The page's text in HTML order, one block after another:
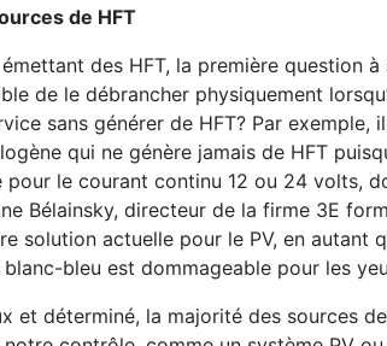
de HFT
des HFT, la première question
de le débrancher physiquement
sans générer de HFT? Par
qui ne génère jamais de HFT
pour le courant continu 12 ou 24 volts,
Bélainsky, directeur de la firme 3E
solution actuelle pour le PV, en autant
bleu est dommageable pour les
et déterminé, la majorité des sources